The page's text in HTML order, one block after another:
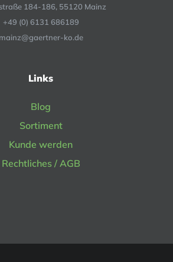
184-186, 55120 Mainz
+49 (0) 6131 686189
mainz@gaertner-ko.de
Links
Blog
Sortiment
Kunde werden
Rechtliches / AGB